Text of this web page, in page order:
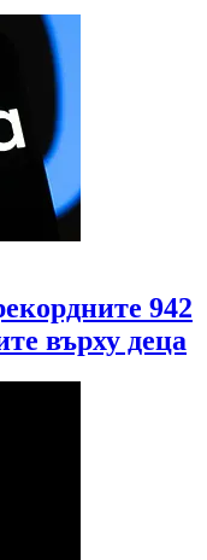
942
върху деца